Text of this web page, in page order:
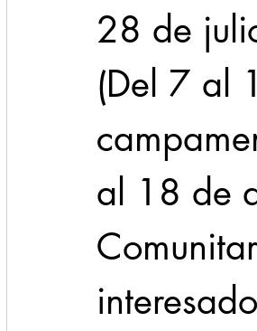
28 de
(Del 7 al
al 18 de